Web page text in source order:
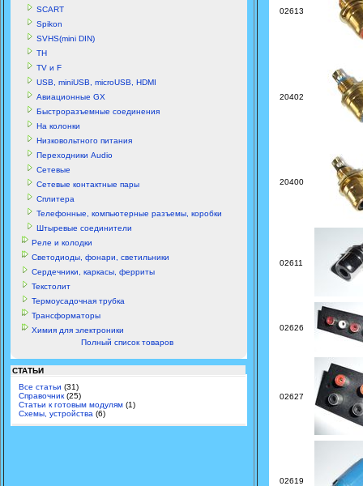
SCART
Spikon
SVHS(mini DIN)
TH
TV и F
USB, miniUSB, microUSB, HDMI
Авиационные GX
Быстроразъемные соединения
На колонки
Низковольтного питания
Переходники Audio
Сетевые
Сетевые контактные пары
Сплитера
Телефонные, компьютерные разъемы, коробки
Штыревые соединители
Реле и колодки
Светодиоды, фонари, светильники
Сердечники, каркасы, ферриты
Текстолит
Термоусадочная трубка
Трансформаторы
Химия для электроники
Полный список товаров
СТАТЬИ
Все статьи (31)
Справочник (25)
Статьи к готовым модулям (1)
Схемы, устройства (6)
02613
20402
20400
02611
02626
02627
02619